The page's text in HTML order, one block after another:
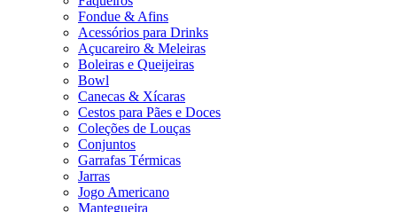
Fondue & Afins
Acessórios para Drinks
Açucareiro & Meleiras
Boleiras e Queijeiras
Bowl
Canecas & Xícaras
Cestos para Pães e Doces
Coleções de Louças
Conjuntos
Garrafas Térmicas
Jarras
Jogo Americano
Mantegueira